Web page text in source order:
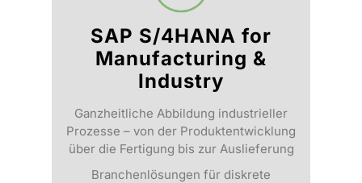
SAP S/4HANA for
Manufacturing &
Industry
Ganzheitliche Abbildung industrieller
Prozesse – von der Produktentwicklung
über die Fertigung bis zur Auslieferung
Branchenlösungen für diskrete